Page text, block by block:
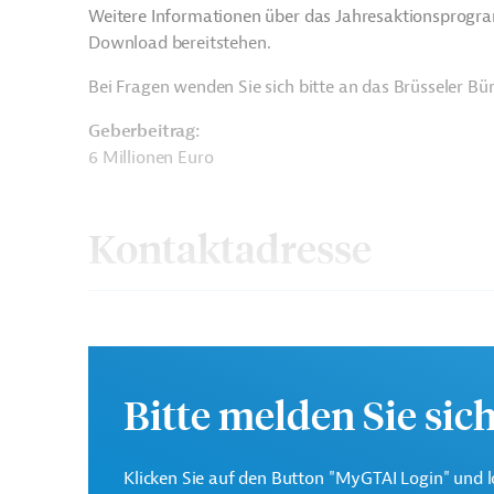
Weitere Informationen über das
Download bereitstehen.
Bei Fragen wenden Sie sich bitte an das Brüsseler
Geberbeitrag:
6 Millionen Euro
Kontaktadresse
Generaldirektion
Bitte melden Sie
Klicken Sie auf den Button "MyGTAI Login" und